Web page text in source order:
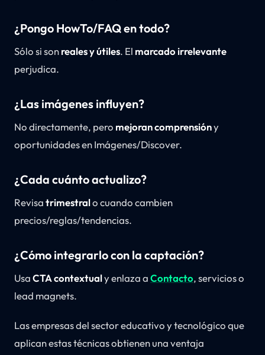
¿Pongo HowTo/FAQ en todo?
Sólo si sonreales y útiles. El marcado irrelevante
perjudica.
¿Las imágenes influyen?
No directamente, pero mejoran comprensióny
oportunidades en Imágenes/Discover.
¿Cada cuánto actualizo?
Revisatrimestralo cuando cambien
precios/reglas/tendencias.
¿Cómo integrarlo con la captación?
UsaCTA contextualy enlaza aContacto, servicios o
lead magnets.
Las empresas del sector educativo y tecnológico que
aplican estas técnicas obtienen una ventaja